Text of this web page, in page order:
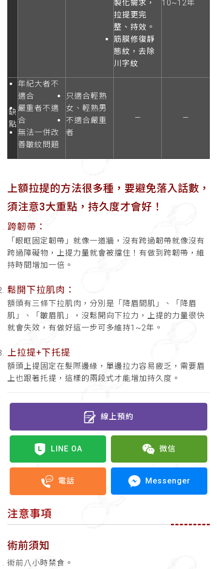
製化需求，
拉提更完
整、持效。
筋膜修復靜
態紋，去除
川字紋
10~12年
缺
點
年紀大者不
適合
嚴重者不適
合
無法一併改
善皺紋問題
只適合輕熟
女、輕熟男
不適合嚴重
者
— —
上額拉提的方法很多種，要避免落入話數，
須注意3大重點，持久度才會好！
跨韌帶：
「眼眶固定韌帶」就像一道牆，沒有跨過韌帶就像沒有
跨過障礙物，上提力量就會被擋住！有做到跨韌帶，維
持時間增加一倍。
鬆開下拉肌肉：
額頭有三條下拉肌肉，分別是「降眉間肌」、「降眉
肌」、「皺眉肌」，沒鬆開向下拉力，上提的力量很快
就會失效，有做好這一步可多維持1~2年。
上拉提+下托提
額頭上提固定在髮際邊緣，單邊拉力容易疲乏，需要眉
上也跟著托提，這樣的兩段式才能增加持久度。
線上預約
LINE OA 微信
電話 Messenger
注意事項
術前須知
術前八小時禁食。